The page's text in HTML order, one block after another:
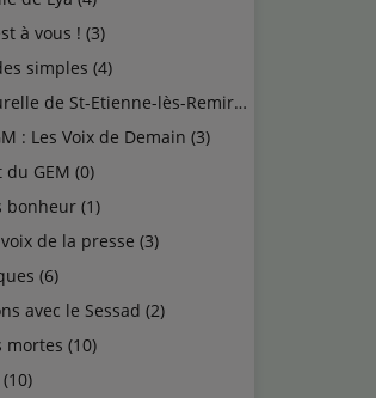
à vous ! (3)
simples (4)
de St-Etienne-lès-Remiremont (1)
: Les Voix de Demain (3)
GEM (0)
bonheur (1)
de la presse (3)
(6)
avec le Sessad (2)
mortes (10)